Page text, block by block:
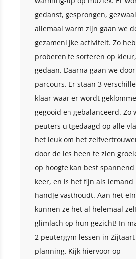
gedanst, gesprongen,
allemaal warm zijn gaan we
gezamenlijke activiteit. Zo
proberen te sorteren op
gedaan. Daarna gaan we
parcours. Er staan 3
klaar waar er wordt
gegooid en gebalanceerd. Zo
peuters uitgedaagd op alle
het leuk om het
door de les heen te zien
op hoogte kan best
keer, en is het fijn als iemand
handje vasthoudt. Aan het
kunnen ze het al helemaal
glimlach op hun gezicht! In
2 peutergym lessen in
planning. Kijk hiervoor op